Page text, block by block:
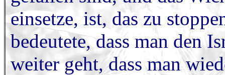
einsetze, ist, das zu
bedeutete, dass man den
weiter geht, dass man